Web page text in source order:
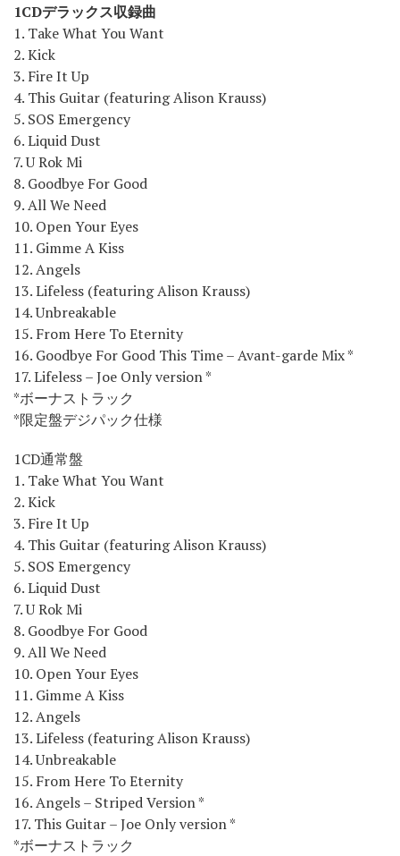
1CDデラックス収録曲
1. Take What You Want
2. Kick
3. Fire It Up
4. This Guitar (featuring Alison Krauss)
5. SOS Emergency
6. Liquid Dust
7. U Rok Mi
8. Goodbye For Good
9. All We Need
10. Open Your Eyes
11. Gimme A Kiss
12. Angels
13. Lifeless (featuring Alison Krauss)
14. Unbreakable
15. From Here To Eternity
16. Goodbye For Good This Time – Avant-garde Mix *
17. Lifeless – Joe Only version *
*ボーナストラック
*限定盤デジパック仕様
1CD通常盤
1. Take What You Want
2. Kick
3. Fire It Up
4. This Guitar (featuring Alison Krauss)
5. SOS Emergency
6. Liquid Dust
7. U Rok Mi
8. Goodbye For Good
9. All We Need
10. Open Your Eyes
11. Gimme A Kiss
12. Angels
13. Lifeless (featuring Alison Krauss)
14. Unbreakable
15. From Here To Eternity
16. Angels – Striped Version *
17. This Guitar – Joe Only version *
*ボーナストラック